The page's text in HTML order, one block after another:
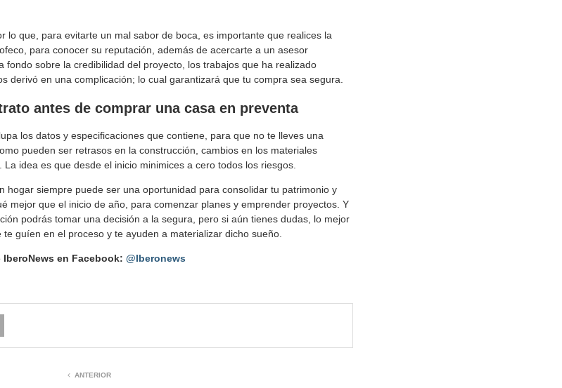
lo que, para evitarte un mal sabor de boca, es importante que realices la
para conocer su reputación, además de acercarte a un asesor
fondo sobre la credibilidad del proyecto, los trabajos que ha realizado
derivó en una complicación; lo cual garantizará que tu compra sea segura.
antes de comprar una casa en preventa
los datos y especificaciones que contiene, para que no te lleves una
pueden ser retrasos en la construcción, cambios en los materiales
idea es que desde el inicio minimices a cero todos los riesgos.
hogar siempre puede ser una oportunidad para consolidar tu patrimonio y
mejor que el inicio de año, para comenzar planes y emprender proyectos. Y
podrás tomar una decisión a la segura, pero si aún tienes dudas, lo mejor
guíen en el proceso y te ayuden a materializar dicho sueño.
en Facebook: @Iberonews
ANTERIOR